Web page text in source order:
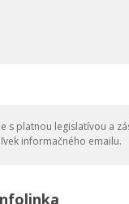
platnou legislatívou a
informačného emailu.